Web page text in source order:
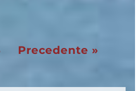
Precedente »